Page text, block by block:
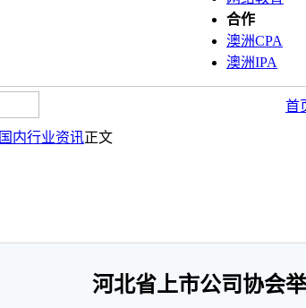
合作
澳洲CPA
澳洲IPA
首
国内行业资讯正文
河北省上市公司协会